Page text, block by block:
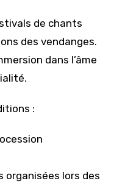
de chants
des vendanges.
dans l’âme
:
organisées lors des